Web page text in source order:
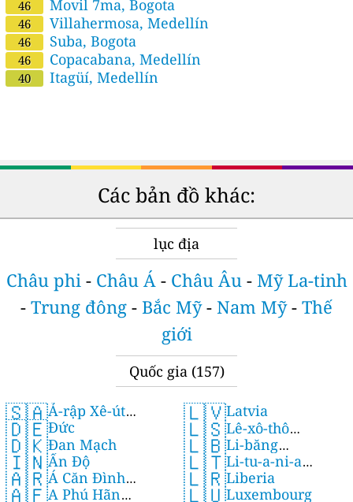
46 Movil 7ma, Bogota
46 Villahermosa, Medellín
46 Suba, Bogota
46 Copacabana, Medellín
40 Itagüí, Medellín
Các bản đồ khác:
lục địa
Châu phi- Châu Á- Châu Âu- Mỹ La-tinh
- Trung đông - Bắc Mỹ- Nam Mỹ- Thế
giới
Quốc gia(157)
🇸🇦Ả-rập Xê-út
(Saudi Arabia)
🇩🇪Đức
🇩🇰Đan Mạch
🇮🇳Ấn Độ
🇦🇷Á Căn Đình
(Argentina)
🇦🇫A Phú Hãn
🇱🇻Latvia
🇱🇸Lê-xô-thô
(Lesotho)
🇱🇧Li-băng
(Lebanon)
🇱🇹Li-tu-a-ni-a
(Lithuania)
🇱🇷Liberia
🇱🇺Luxembourg